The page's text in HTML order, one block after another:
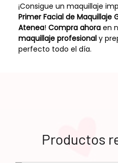
¡Consigue un maquillaje
Primer Facial de
Atenea! Compra ahoraen
maquillaje profesionaly
perfecto todo el día.
Productos